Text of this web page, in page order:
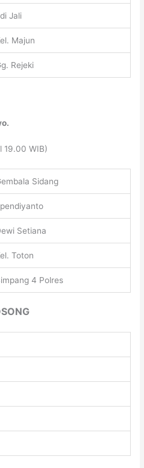
Jali
Majun
Rejeki
19.00 WIB)
Sidang
Setiana
Toton
4 Polres